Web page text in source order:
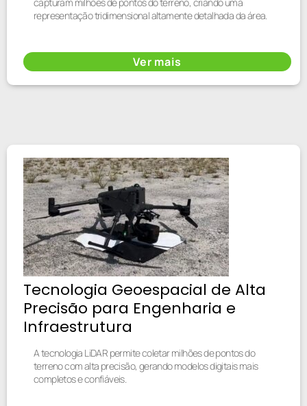
representação tridimensional altamente detalhada da área.
Ver mais
Tecnologia Geoespacial de Alta
Precisão para Engenharia e
Infraestrutura
A tecnologia LiDAR permite coletar milhões de pontos do
terreno com alta precisão, gerando modelos digitais mais
completos e confiáveis.